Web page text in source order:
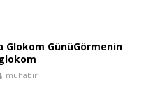
Glokom GünüGörmenin
muhabir